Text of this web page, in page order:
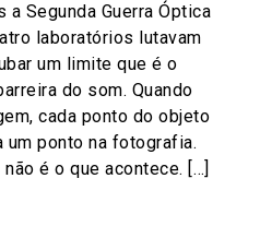
a Segunda Guerra Óptica
laboratórios lutavam
um limite que é o
do som. Quando
cada ponto do objeto
ponto na fotografia.
é o que acontece. […]